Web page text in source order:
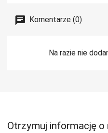
Komentarze (0)
Na razie nie
Otrzymuj informację o